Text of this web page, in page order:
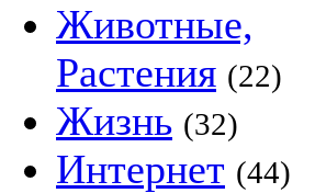
Животные,
Растения (22)
Жизнь (32)
Интернет (44)